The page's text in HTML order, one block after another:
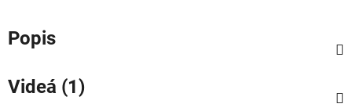
Popis
Videá (1)